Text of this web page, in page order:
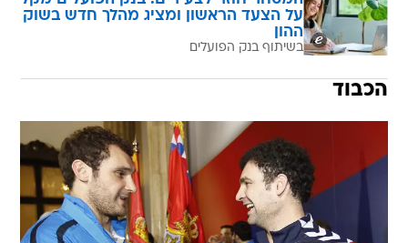
על הצעד הראשון ומציג מהלך חדש בשוק
ההון
בשיתוף בנק הפועלים
הכבוד